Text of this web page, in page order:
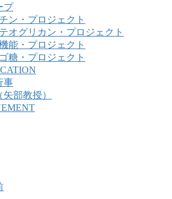
プ
ン・プロジェクト
オグリカン・プロジェクト
能・プロジェクト
糖・プロジェクト
事
部教授）